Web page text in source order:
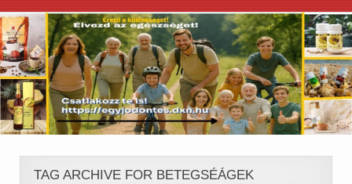
TAG ARCHIVE FOR BETEGSÉÁGEK